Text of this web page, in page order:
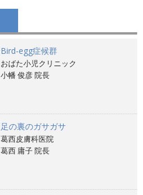
Bird-egg症候群
おばた小児クリニック
小幡 俊彦 院長
足の裏のガサガサ
葛西皮膚科医院
葛西 庸子 院長